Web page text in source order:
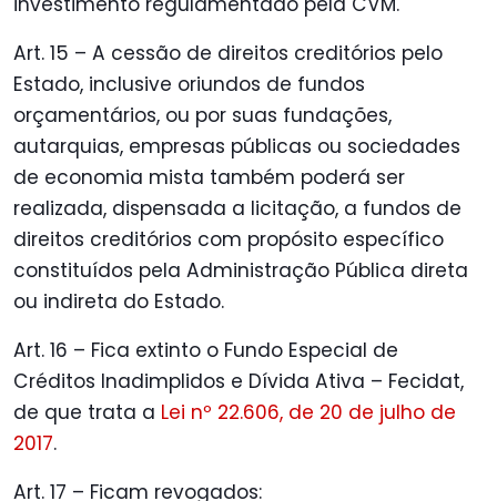
Art. 15 – A cessão de direitos creditórios pelo
Estado, inclusive oriundos de fundos
orçamentários, ou por suas fundações,
autarquias, empresas públicas ou sociedades
de economia mista também poderá ser
realizada, dispensada a licitação, a fundos de
direitos creditórios com propósito específico
constituídos pela Administração Pública direta
ou indireta do Estado.
Art. 16 – Fica extinto o Fundo Especial de
Créditos Inadimplidos e Dívida Ativa – Fecidat,
de que trata a Lei nº 22.606, de 20 de julho de
2017.
Art. 17 – Ficam revogados: